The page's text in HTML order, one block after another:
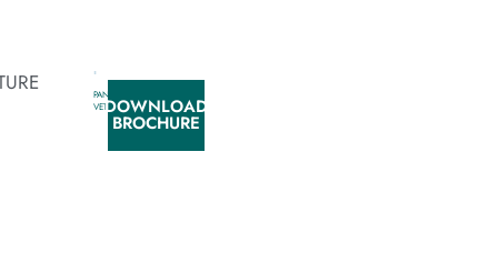
PANNELLO
VETRODOWNLOAD
BROCHURE